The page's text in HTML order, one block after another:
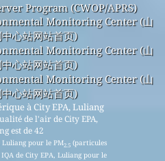
Program (CWOP/APRS)
Monitoring Center (山
心站网站首页)
Monitoring Center (山
心站网站首页)
Monitoring Center (山
心站网站首页)
à City EPA, Luliang
de l'air de City EPA,
est de 42
Luliang pour le PM2.5(particules
de City EPA, Luliang pour le